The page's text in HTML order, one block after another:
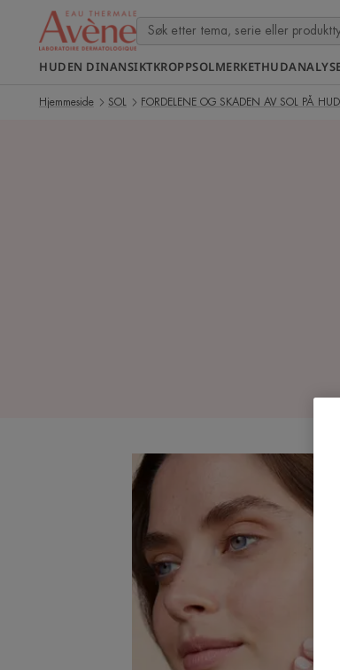
HUDEN DINANSIKTKROPPSOLMERKET
Hjemmeside SOL FORDELENE OG SKADEN AV SOL PÅ